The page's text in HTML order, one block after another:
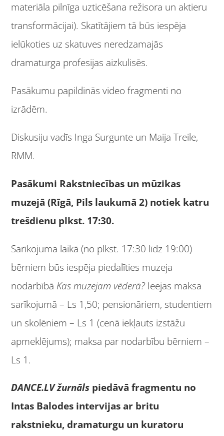
materiāla pilnīga uzticēšana režisora un aktieru
transformācijai). Skatītājiem tā būs iespēja
ielūkoties uz skatuves neredzamajās
dramaturga profesijas aizkulisēs.
Pasākumu papildinās video fragmenti no
izrādēm.
Diskusiju vadīs Inga Surgunte un Maija Treile,
RMM.
Pasākumi Rakstniecības un mūzikas
muzejā (Rīgā, Pils laukumā 2) notiek katru
trešdienu plkst. 17:30.
Sarīkojuma laikā (no plkst. 17:30 līdz 19:00)
bērniem būs iespēja piedalīties muzeja
nodarbībā Kas muzejam vēderā?Ieejas maksa
sarīkojumā – Ls 1,50; pensionāriem, studentiem
un skolēniem – Ls 1 (cenā iekļauts izstāžu
apmeklējums); maksa par nodarbību bērniem –
Ls 1.
DANCE.LV žurnāls piedāvā fragmentu no
Intas Balodes intervijas ar britu
rakstnieku, dramaturgu un kuratoru